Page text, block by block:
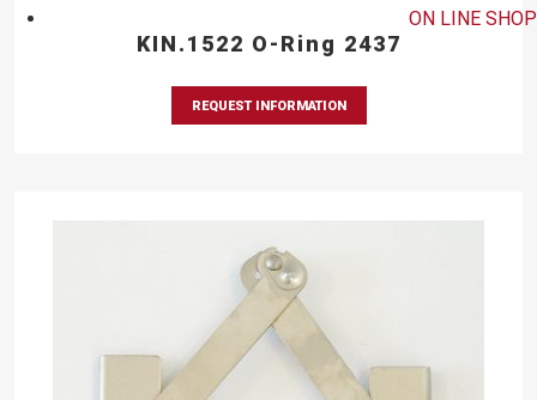
ON LINE SHOP
KIN.1522 O-Ring 2437
REQUEST INFORMATION